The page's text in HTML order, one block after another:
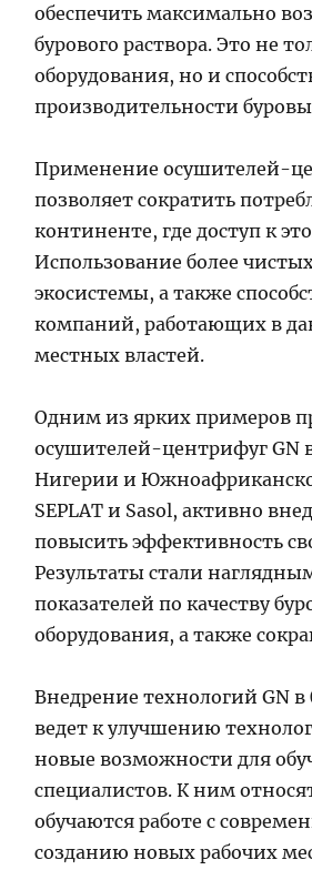
обеспечить максимально
бурового раствора. Это не
оборудования, но и
производительности
Применение осушителей-
позволяет сократить
континенте, где доступ к
Использование более
экосистемы, а также
компаний, работающих в
местных властей.
Одним из ярких примеров
осушителей-центрифуг GN
Нигерии и
SEPLAT и Sasol, активно
повысить эффективность
Результаты стали
показателей по качеству
оборудования, а также
Внедрение технологий GN
ведет к улучшению
новые возможности для
специалистов. К ним
обучаются работе с
созданию новых рабочих